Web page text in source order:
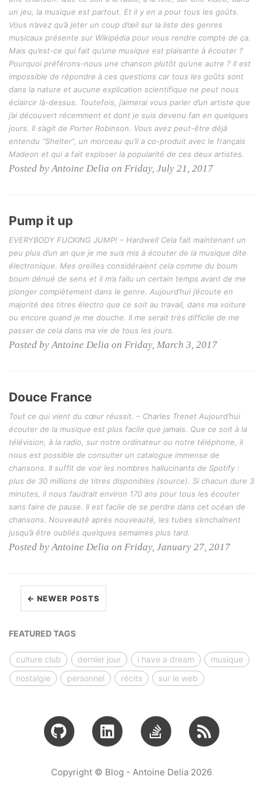
un jeu, la musique est partout. Et il y en a pour tous les goûts.
Vous n’avez qu’à jeter un coup d’œil sur la liste des genres
musicaux présente sur Wikipédia pour vous rendre compte de ça.
Mais qu’est-ce qui fait qu’une musique est plaisante à écouter ?
Pourquoi préférons-nous une chanson plutôt qu’une autre ? Il est
impossible de répondre à ces questions car tous les goûts sont
dans la nature et aucune explication scientifique ne peut nous
éclaircir là-dessus. Toutefois, j’aimerai vous parler d’un artiste que
j’ai découvert récemment et dont je suis devenu fan en quelques
jours. Il s’agit de Porter Robinson. Vous avez peut-être déjà
entendu “Shelter”, un morceau qu’il a co-produit avec le français
Madeon et qui a fait exploser la popularité de ces deux artistes.
Posted by Antoine Delia on Friday, July 21, 2017
Pump it up
EVERYBODY FUCKING JUMP! – Hardwell Cela fait maintenant un
peu plus d’un an que je me suis mis à écouter de la musique dite
électronique. Mes oreilles considéraient cela comme du boum
boum dénué de sens et il m’a fallu un certain temps avant de me
plonger complètement dans le genre. Aujourd’hui j’écoute en
majorité des titres électro que ce soit au travail, dans ma voiture
ou encore quand je me douche. Il me serait très difficile de me
passer de cela dans ma vie de tous les jours.
Posted by Antoine Delia on Friday, March 3, 2017
Douce France
Tout ce qui vient du cœur réussit. – Charles Trenet Aujourd’hui
écouter de la musique est plus facile que jamais. Que ce soit à la
télévision, à la radio, sur notre ordinateur ou notre téléphone, il
nous est possible de consulter un catalogue immense de
chansons. Il suffit de voir les nombres hallucinants de Spotify :
plus de 30 millions de titres disponibles (source). Si chacun dure 3
minutes, il nous faudrait environ 170 ans pour tous les écouter
sans faire de pause. Il est facile de se perdre dans cet océan de
chansons. Nouveauté après nouveauté, les tubes s’enchaînent
jusqu’à être oubliés quelques semaines plus tard.
Posted by Antoine Delia on Friday, January 27, 2017
← NEWER POSTS
FEATURED TAGS
culture club dernier jour i have a dream
musique
nostalgie
personnel récits sur le web
Copyright © Blog - Antoine Delia 2026